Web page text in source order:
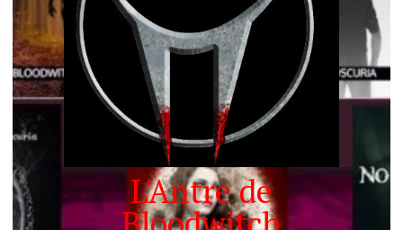
L'Antre de